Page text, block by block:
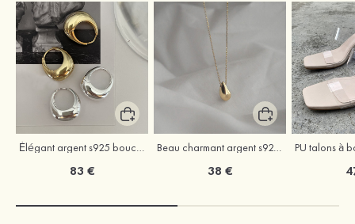
Élégant argent s925 boucles d'oreilles
83 €
Beau charmant argent s925 colliers
38 €